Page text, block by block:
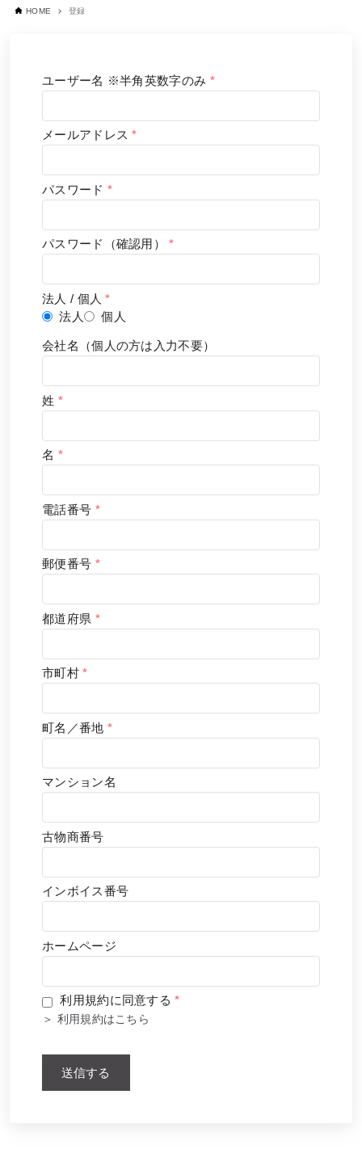
HOME 登録
ユーザー名 ※半角英数字のみ *
メールアドレス*
パスワード *
パスワード（確認用）*
法人 / 個人*
法人
個人
会社名（個人の方は入力不要）
姓 *
名 *
電話番号 *
郵便番号 *
都道府県 *
市町村*
町名／番地 *
マンション名
古物商番号
インボイス番号
ホームページ
利用規約に同意する*
＞ 利用規約はこちら
送信する